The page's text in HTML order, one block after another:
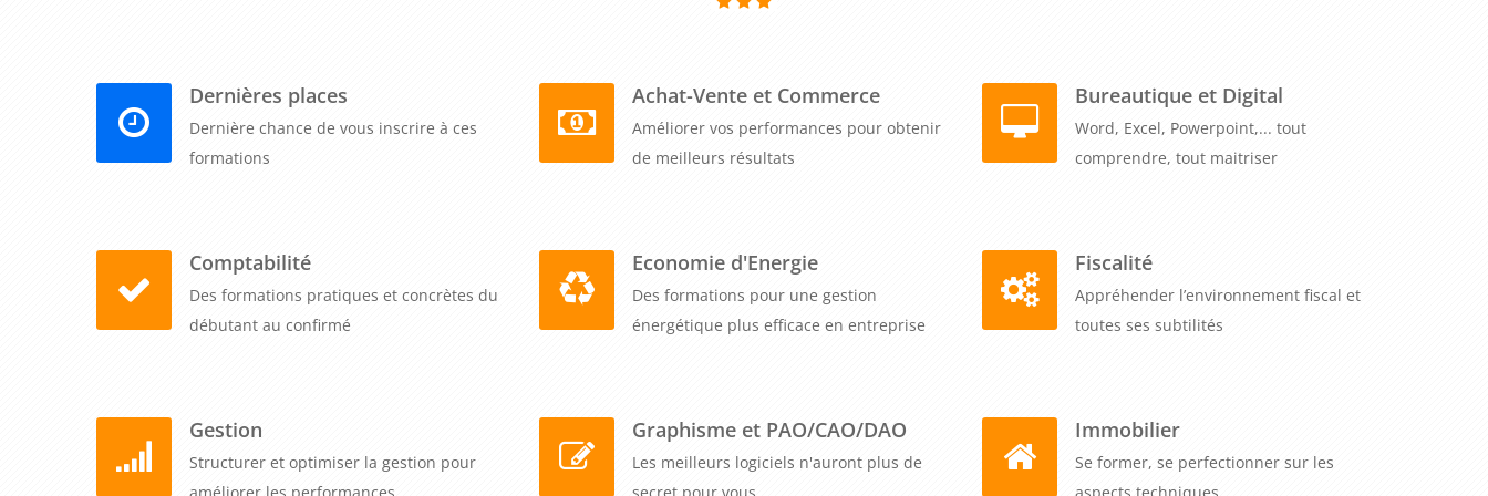
collaborateurs ou de recyclage des compétences, et bénéficiez d'un accompagnement personnalisé pour
instaurer durablement une culture de prévention du risque chimique au sein de votre entreprise.
Dernières places
Dernière chance de vous inscrire à ces
formations
Achat-Vente et Commerce
Améliorer vos performances pour obtenir
de meilleurs résultats
Bureautique et Digital
Word, Excel, Powerpoint,... tout
comprendre, tout maitriser
Comptabilité
Des formations pratiques et concrètes du
débutant au confirmé
Economie d'Energie
Des formations pour une gestion
énergétique plus efficace en entreprise
Fiscalité
Appréhender l’environnement fiscal et
toutes ses subtilités
Gestion
Structurer et optimiser la gestion pour
améliorer les performances
Graphisme et PAO/CAO/DAO
Les meilleurs logiciels n'auront plus de
secret pour vous
Immobilier
Se former, se perfectionner sur les
aspects techniques